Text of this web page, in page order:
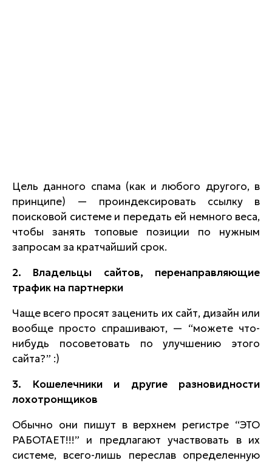
Цель данного спама (как и любого другого, в
принципе) — проиндексировать ссылку в
поисковой системе и передать ей немного веса,
чтобы занять топовые позиции по нужным
запросам за кратчайший срок.
2. Владельцы сайтов, перенаправляющие
трафик на партнерки
Чаще всего просят заценить их сайт, дизайн или
вообще просто спрашивают, — “можете что-
нибудь посоветовать по улучшению этого
сайта?” :)
3. Кошелечники и другие разновидности
лохотронщиков
Обычно они пишут в верхнем регистре “ЭТО
РАБОТАЕТ!!!” и предлагают участвовать в их
системе, всего-лишь переслав определенную